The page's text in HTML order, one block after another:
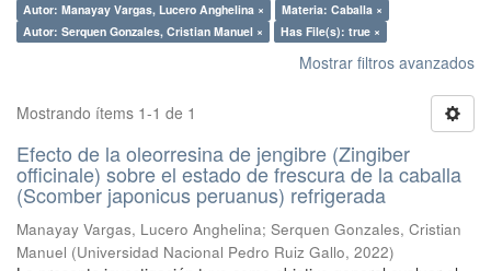
Autor: Manayay Vargas, Lucero Anghelina ×
Materia: Caballa ×
Autor: Serquen Gonzales, Cristian Manuel ×
Has File(s): true ×
Mostrar filtros avanzados
Mostrando ítems 1-1 de 1
Efecto de la oleorresina de jengibre (Zingiber
officinale) sobre el estado de frescura de la caballa
(Scomber japonicus peruanus) refrigerada
Manayay Vargas, Lucero Anghelina; Serquen Gonzales, Cristian
Manuel (Universidad Nacional Pedro Ruiz Gallo, 2022)